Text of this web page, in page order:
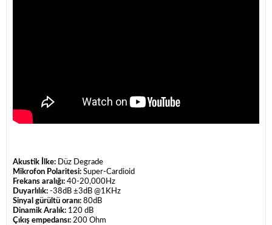
Akustik İlke: Düz Degrade
Mikrofon Polaritesi: Super-Cardioid
Frekans aralığı: 40-20,000Hz
Duyarlılık: -38dB ±3dB @1KHz
Sinyal gürültü oranı: 80dB
Dinamik Aralık: 120 dB
Çıkış empedansı: 200 Ohm